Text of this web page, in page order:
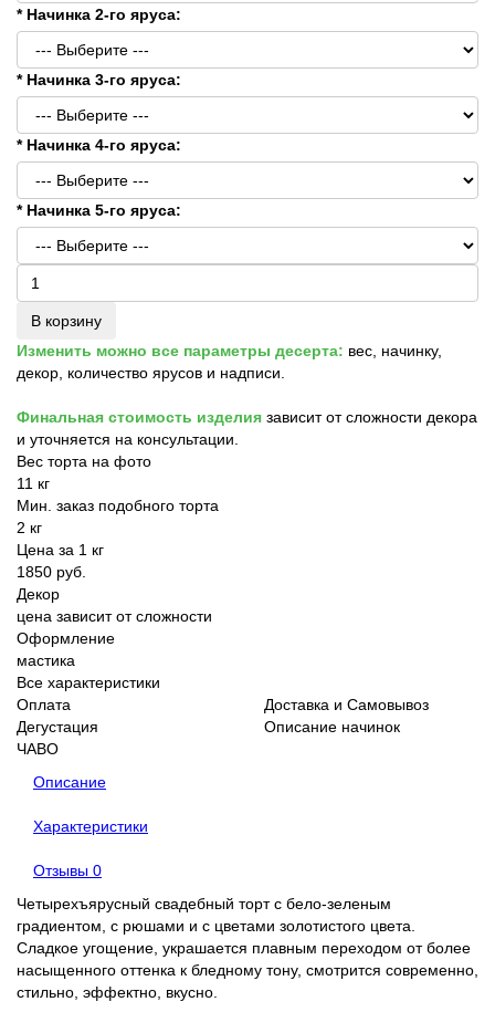
* Начинка 2-го яруса:
* Начинка 3-го яруса:
* Начинка 4-го яруса:
* Начинка 5-го яруса:
В корзину
Изменить можно все параметры десерта: вес, начинку,
декор, количество ярусов и надписи.
Финальная стоимость изделия зависит от сложности декора
и уточняется на консультации.
Вес торта на фото
11 кг
Мин. заказ подобного торта
2 кг
Цена за 1 кг
1850 руб.
Декор
цена зависит от сложности
Оформление
мастика
Все характеристики
Оплата
Доставка и Самовывоз
Дегустация
Описание начинок
ЧАВО
Описание
Характеристики
Отзывы 0
Четырехъярусный свадебный торт с бело-зеленым
градиентом, с рюшами и с цветами золотистого цвета.
Сладкое угощение, украшается плавным переходом от более
насыщенного оттенка к бледному тону, смотрится современно,
стильно, эффектно, вкусно.